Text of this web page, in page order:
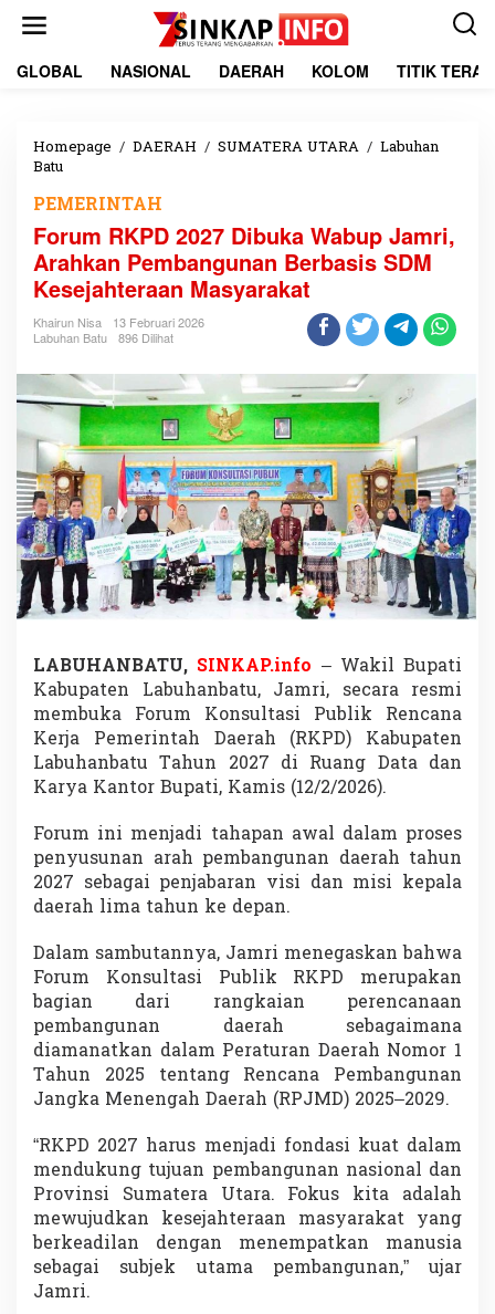
GLOBAL NASIONAL DAERAH KOLOM TITIK
Homepage / DAERAH / SUMATERA UTARA / Labuhan
Batu
r
u
m
R
K
D
2
7
D
i
b
u
k
a
W
a
b
u
p
a
m
r
i
,
A
r
h
k
a
n
P
m
b
a
n
g
u
n
a
n
e
r
b
a
s
i
s
S
D
PEMERINTAH
Forum RKPD 2027 Dibuka Wabup Jamri,
Arahkan Pembangunan Berbasis SDM
Kesejahteraan Masyarakat
Khairun Nisa
13 Februari 2026
Labuhan Batu
896 Dilihat
LABUHANBATU, SINKAP.info – Wakil Bupati
Kabupaten Labuhanbatu, Jamri, secara resmi
membuka Forum Konsultasi Publik Rencana
Kerja Pemerintah Daerah (RKPD) Kabupaten
Labuhanbatu Tahun 2027 di Ruang Data dan
Karya Kantor Bupati, Kamis (12/2/2026).
Forum ini menjadi tahapan awal dalam proses
penyusunan arah pembangunan daerah tahun
2027 sebagai penjabaran visi dan misi kepala
daerah lima tahun ke depan.
Dalam sambutannya, Jamri menegaskan bahwa
Forum Konsultasi Publik RKPD merupakan
bagian dari rangkaian perencanaan
pembangunan daerah sebagaimana
diamanatkan dalam Peraturan Daerah Nomor 1
Tahun 2025 tentang Rencana Pembangunan
Jangka Menengah Daerah (RPJMD) 2025–2029.
“RKPD 2027 harus menjadi fondasi kuat dalam
mendukung tujuan pembangunan nasional dan
Provinsi Sumatera Utara. Fokus kita adalah
mewujudkan kesejahteraan masyarakat yang
berkeadilan dengan menempatkan manusia
sebagai subjek utama pembangunan,” ujar
Jamri.